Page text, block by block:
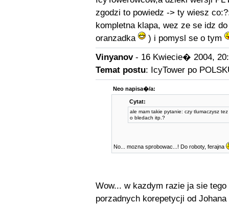
zgodzi to powiedz -> ty wiesz
kompletna klapa, wez ze se idz
oranzadka
) i pomysl se o tym
Vinyanov- 16 Kwiecie� 2004,
Temat postu: IcyTower po
Neo napisa�/a:
Cytat:
ale mam takie pytanie: czy tlumaczysz
o bledach itp.?
No... mozna sprobowac...! Do roboty, ferajna
Wow... w kazdym razie ja sie
porzadnych korepetycji od